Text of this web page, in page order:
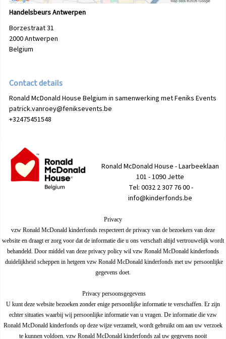
Handelsbeurs Antwerpen
Borzestraat 31
2000Antwerpen
Belgium
Contact details
Ronald McDonald House Belgium in samenwerking met Feniks Events
patrick.vanroey@feniksevents.be
+32475451548
Ronald McDonald House - Laarbeeklaan
101 - 1090 Jette
Tel: 0032 2 307 76 00 -
info@kinderfonds.be
Privacy
vzw Ronald McDonald kinderfonds respecteert de privacy van de bezoekers van deze
website en draagt er zorg voor dat de informatie die u ons verschaft altijd vertrouwelijk wordt
behandeld. Door middel van deze privacy policy wil vzw Ronald McDonald kinderfonds
duidelijkheid scheppen in hetgeen vzw Ronald McDonald kinderfondsmet uw persoonlijke
gegevens doet.
Privacy persoonsgegevens
U kunt deze website bezoeken zonder enige persoonlijke informatie te verschaffen. Er zijn
echter situaties waarbij wij persoonlijke informatie van u vragen. De informatie die vzw
Ronald McDonald kinderfonds op deze wijze verzamelt, wordt gebruikt om aan uw verzoek
te kunnen voldoen. vzw Ronald McDonald kinderfonds zal uw gegevens nooit